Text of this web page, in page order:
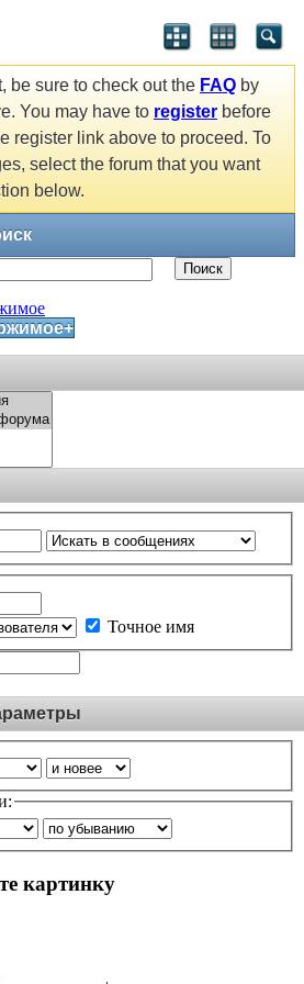
be sure to check out the FAQ by
You may have to register before
register link above to proceed. To
select the forum that you want
below.
Поиск
Точное имя
картинку